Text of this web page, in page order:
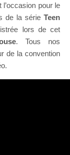
l’occasion pour le
de la série Teen
lors de cet
. Tous nos
de la convention